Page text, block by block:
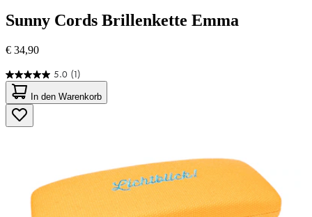
Sunny Cords Brillenkette Emma
€ 34,90
5.0 (1)
5.0
von
5
Sternen.
1
In den Warenkorb